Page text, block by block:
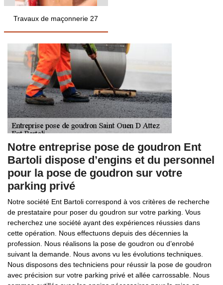
Travaux de maçonnerie 27
Notre entreprise pose de goudron Ent
Bartoli dispose d’engins et du personnel
pour la pose de goudron sur votre
parking privé
Notre société Ent Bartoli correspond à vos critères de recherche
de prestataire pour poser du goudron sur votre parking. Vous
recherchez une société ayant des expériences réussies dans
cette opération. Nous effectuons depuis des décennies la
profession. Nous réalisons la pose de goudron ou d’enrobé
suivant la demande. Nous avons vu les évolutions techniques.
Nous disposons des techniciens pour réussir la pose de goudron
avec précision sur votre parking privé et allée carrossable. Nous